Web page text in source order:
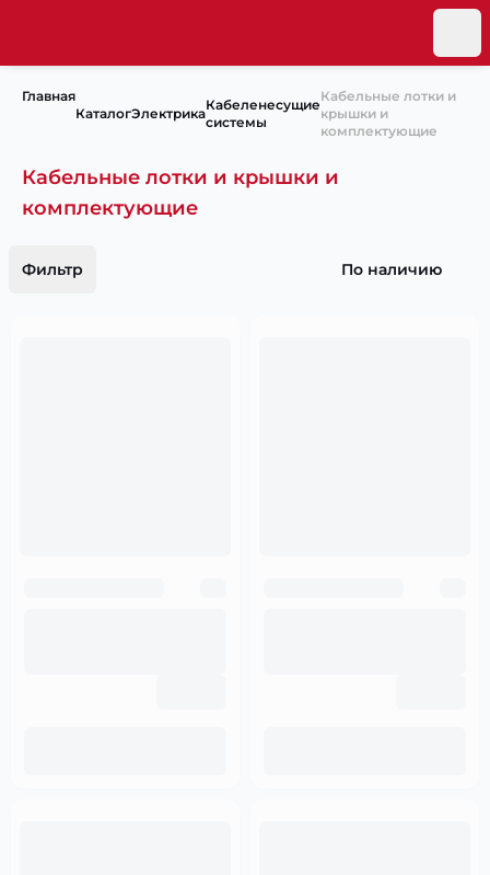
Главная
КаталогЭлектрика
Кабеленесущие
системы
Кабельные лотки и
крышки и
комплектующие
Кабельные лотки и крышки и
комплектующие
Фильтр По наличию